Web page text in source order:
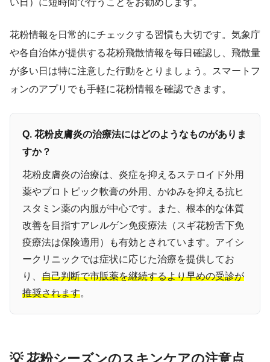
花粉情報を日常的にチェックする習慣も大切です。気象庁
や各自治体が提供する花粉飛散情報を毎日確認し、飛散量
が多い日は特に注意した行動をとりましょう。スマートフ
ォンのアプリでも手軽に花粉情報を確認できます。
Q. 花粉皮膚炎の治療法にはどのようなものがありま
すか？
花粉皮膚炎の治療は、炎症を抑えるステロイド外用
薬やプロトピック軟膏の外用、かゆみを抑える抗ヒ
スタミン薬の内服が中心です。また、根本的な体質
改善を目指すアレルゲン免疫療法（スギ花粉舌下免
疫療法は保険適用）も有効とされています。アイシ
ークリニックでは症状に応じた治療を提供してお
り、 自己判断で市販薬を継続するより早めの受診が
推奨されます。
💡 花粉シーズンのスキンケアの注意点